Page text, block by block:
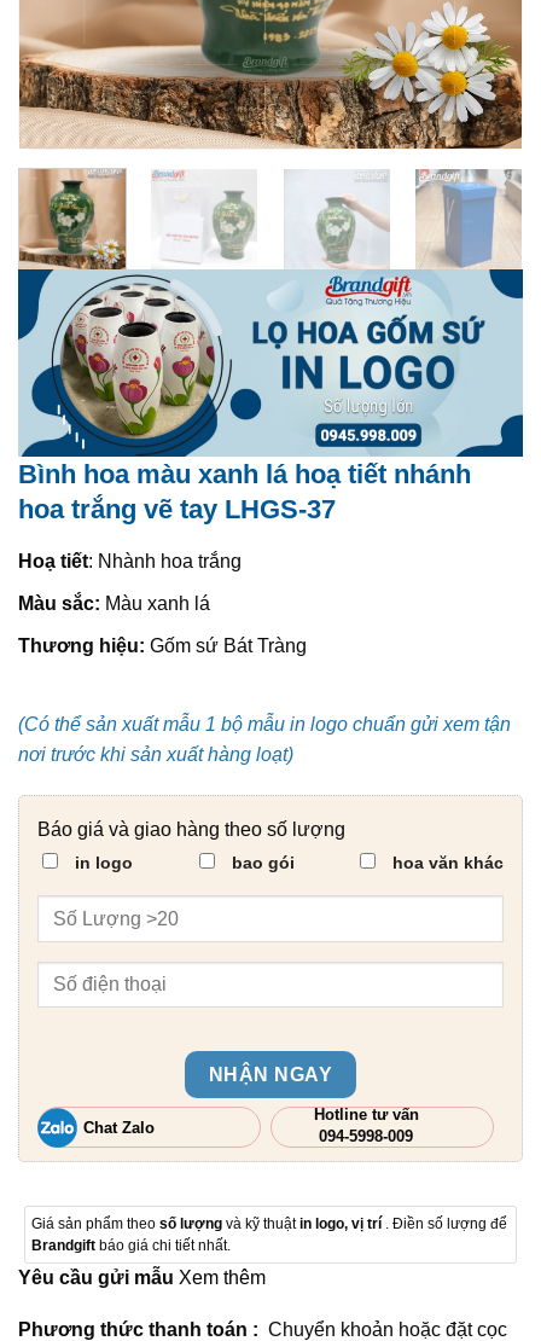
Bình hoa màu xanh lá hoạ tiết nhánh
hoa trắng vẽ tay LHGS-37
Hoạ tiết: Nhành hoa trắng
Màu sắc: Màu xanh lá
Thương hiệu: Gốm sứ Bát Tràng
(Có thể sản xuất mẫu 1 bộ mẫu in logo chuẩn gửi xem tận
nơi trước khi sản xuất hàng loạt)
Báo giá và giao hàng theo số lượng
in logo bao gói hoa văn khác
NHẬN NGAY
Chat Zalo
Hotline tư vấn
094-5998-009
Giá sản phẩm theo số lượng và kỹ thuậtin logo, vị trí . Điền số lượng để
Brandgift báo giá chi tiết nhất.
Yêu cầu gửi mẫu Xem thêm
Phương thức thanh toán : Chuyển khoản hoặc đặt cọc